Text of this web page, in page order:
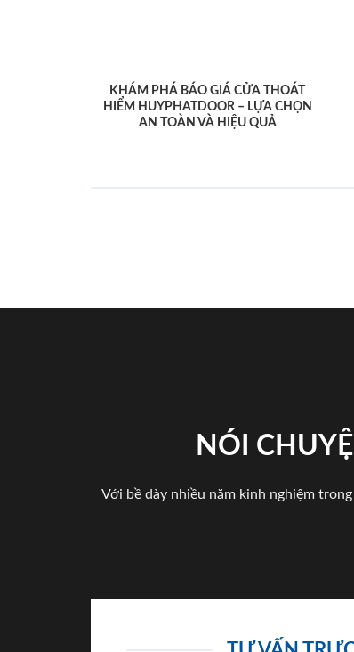
KHÁM PHÁ BÁO GIÁ CỬA THOÁT
HIỂM HUYPHATDOOR – LỰA CHỌN
AN TOÀN VÀ HIỆU QUẢ
NÓI
Với bề dày nhiều năm kinh nghiệm